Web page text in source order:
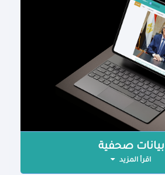
بيانات صحفية
اقرأ المزيد